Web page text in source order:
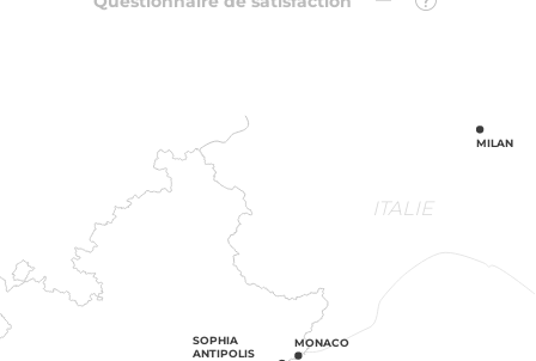
ITALIE
SOPHIA
ANTIPOLIS
MONACO
MILAN